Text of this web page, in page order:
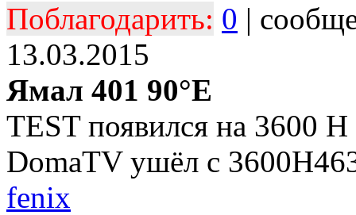
Поблагодарить: 0 |
13.03.2015
Ямал 401 90°E
TEST появился на 3600
DomaTV ушёл с
fenix